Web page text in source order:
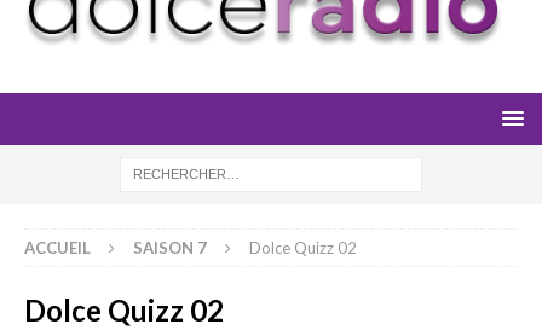
ACCUEIL SAISON 7 Dolce Quizz 02
Dolce Quizz 02